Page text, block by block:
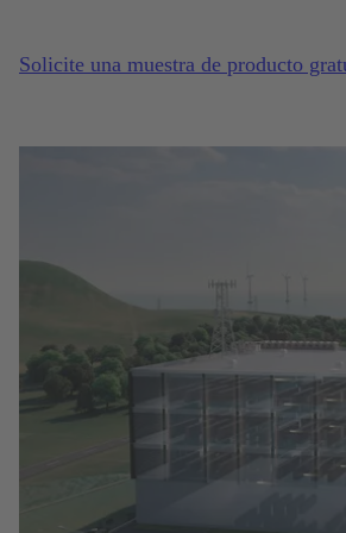
Solicite una muestra de producto